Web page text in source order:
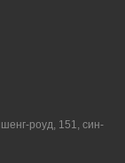
роуд, 151, син-